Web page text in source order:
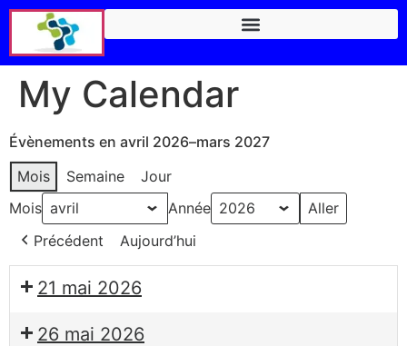
My Calendar
Évènements en avril 2026–mars 2027
Mois
Semaine
Jour
Mois
Année
Précédent
Aujourd’hui
21 mai 2026
26 mai 2026